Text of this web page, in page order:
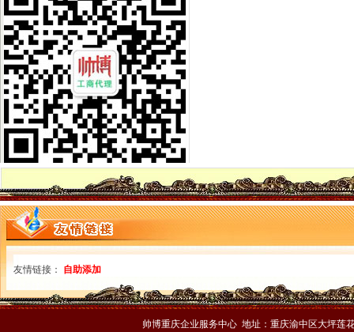
吴家农副市长、周朝东局长相继对市局外资处撰写的渝中区工商代办《2005外
武隆局渝中区代办公司再掀解放思想更新观念大讨论热潮
重庆电视台、渝中区代办营业执照重庆晨报现场采访渝北局调解消费纠纷
市渝中区代办公司局领导班子受到普遍好评
全市重庆代办营业执照工商系统组织人事信息化建设工作进入冲刺阶段
大足局渝中区代办营业执照采取七大举措深入开展食品安全监管工作
巴南局渝中区代办营业执照扎实开展种子留样备查工作
奉节县工商局渝中区工商代办突出主题精心谋划3.15活动
九龙坡局重庆代办公司三措施化保密工作
全系统抓住三大环节全面开展2006年“扫非”渝中区代办营业执照工作
万州区工商局渝中区代办公司深化信用信息化应用岗位大练活动
璧山局重庆代办公司个体工商户验照工作突出四个点
市渝中区工商代办局召开全市工商系统2005年度企业年检工作会
沙坪坝局突出“三抓”渝中区代办营业执照确保辖区旅游市场规范有序
璧山局渝中区代办营业执照三项措施大力实施商标战略
开县局重庆代办营业执照建设主义新农村奏好六步曲
秀山局“3.15”重庆代办公司活动有序开展
梁平局清理涉农收费造“光执法”重庆代办公司
九龙坡石坪桥工商所建立“四个一”重庆代办营业执照学习制度
友情链接： 自助添加
帅博重庆企业服务中心 地址：重庆渝中区大坪莲